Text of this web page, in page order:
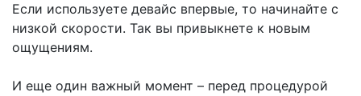
Если используете девайс впервые, то начинайте с
низкой скорости. Так вы привыкнете к новым
ощущениям.
И еще один важный момент – перед процедурой